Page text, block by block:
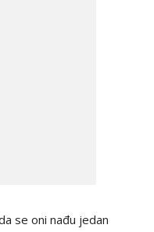
se oni nađu jedan